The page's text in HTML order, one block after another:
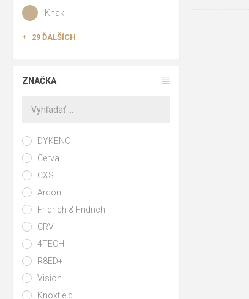
Khaki
29 ĎALŠÍCH
ZNAČKA
DYKENO
Cerva
CXS
Ardon
Fridrich & Fridrich
CRV
4TECH
R8ED+
Vision
Knoxfield